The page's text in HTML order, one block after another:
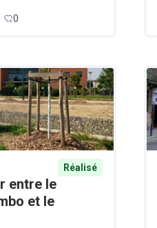
0
entre le
et le
Réalisé